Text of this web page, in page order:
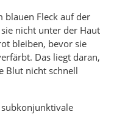
blauen Fleck auf der
nicht unter der Haut
bleiben, bevor sie
Das liegt daran,
Blut nicht schnell
subkonjunktivale